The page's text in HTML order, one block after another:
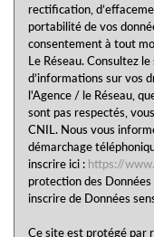
rectification,
portabilité de vos
consentement à tout
Le Réseau. Consultez
d’informations sur vos
l'Agence / le Réseau,
sont pas respectés,
CNIL. Nous vous
démarchage
inscrire ici : https://
protection des
inscrire de Données
Ce site est protégé par